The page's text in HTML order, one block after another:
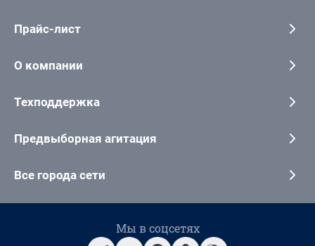
Прайс-лист
О компании
Техподдержка
Предвыборная агитация
Все города сети
Мы в соцсетях